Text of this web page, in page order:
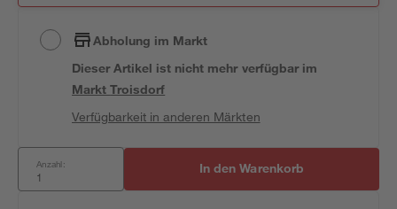
Abholung im Markt
Dieser Artikel ist nicht mehr verfügbar im
MarktTroisdorf
Verfügbarkeit in anderen Märkten
Anzahl: In den Warenkorb